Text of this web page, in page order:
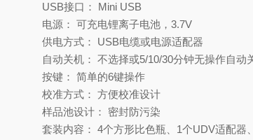
USB接口： Mini USB
电源： 可充电锂离子电池，3.7V
供电方式： USB电缆或电源适配器
自动关机： 不选择或5/10/30分钟无操作自动
按键： 简单的6键操作
校准方式： 方便校准设计
样品池设计： 密封防污染
套装内容： 4个方形比色瓶、1个UDV适配器